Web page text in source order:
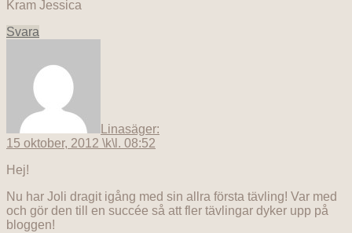
Kram Jessica
Svara
Linasäger:
15 oktober, 2012 \k\l. 08:52
Hej!
Nu har Joli dragit igång med sin allra första tävling! Var med
och gör den till en succée så att fler tävlingar dyker upp på
bloggen!